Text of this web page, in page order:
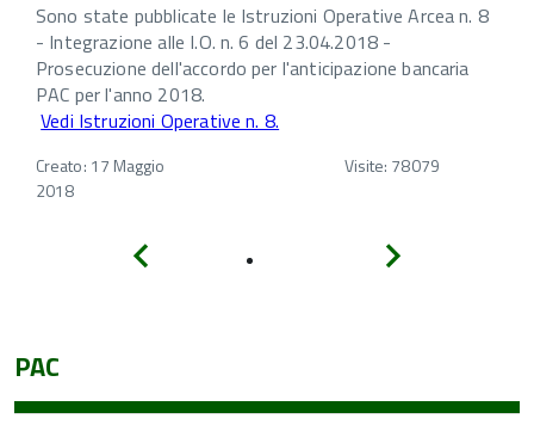
Sono state pubblicate le Istruzioni Operative Arcea n. 8
- Integrazione alle I.O. n. 6 del 23.04.2018 -
Prosecuzione dell'accordo per l'anticipazione bancaria
PAC per l'anno 2018.
Vedi Istruzioni Operative n. 8.
Creato: 17 Maggio
2018
Visite: 78079
PAC